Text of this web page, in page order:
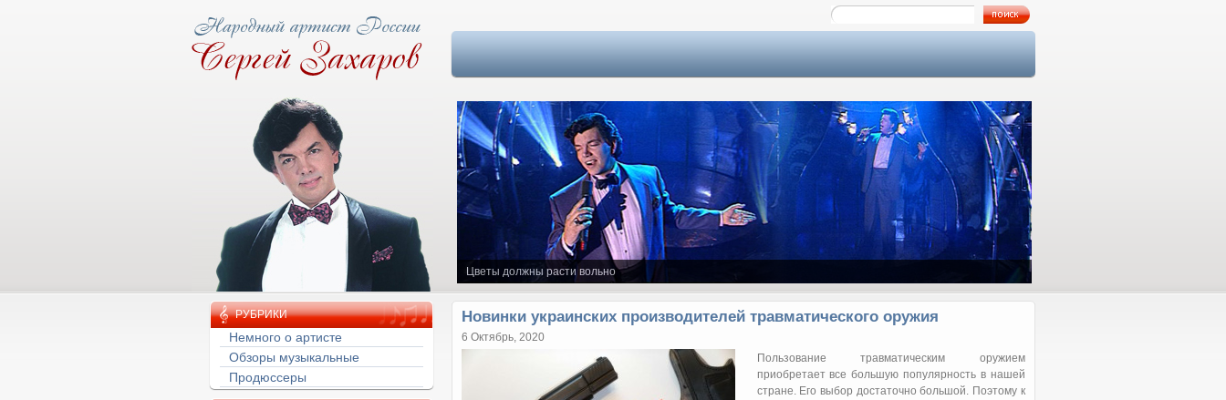
Цветы должны расти вольно
РУБРИКИ
Немного о артисте
Обзоры музыкальные
Продюссеры
Новинки украинских производителей травматического оружия
6 Октябрь, 2020
Пользование травматическим оружием
приобретает все большую популярность в нашей
стране. Его выбор достаточно большой. Поэтому к